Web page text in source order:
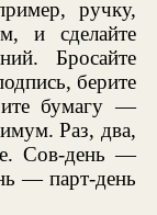
ручку,
и сделайте
Бросайте
берите
бумагу —
Раз, два,
Сов-день —
— парт-день